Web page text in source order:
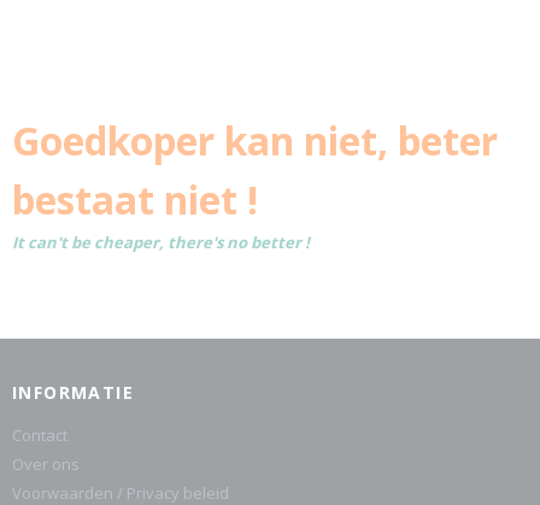
Goedkoper kan niet, beter
bestaat niet !
It can't be cheaper, there's no better !
INFORMATIE
Contact
Over ons
Voorwaarden / Privacy beleid